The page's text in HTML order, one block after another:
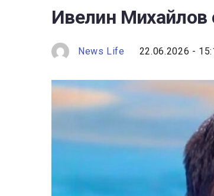
Ивелин Михайлов
News Life 22.06.2026 -